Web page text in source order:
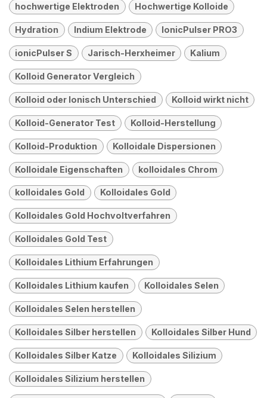
hochwertige Elektroden Hochwertige Kolloide
Hydration Indium Elektrode IonicPulser PRO3
ionicPulser S Jarisch-Herxheimer Kalium
Kolloid Generator Vergleich
Kolloid oder Ionisch Unterschied Kolloid wirkt nicht
Kolloid-Generator Test Kolloid-Herstellung
Kolloid-Produktion Kolloidale Dispersionen
Kolloidale Eigenschaften kolloidales Chrom
kolloidales Gold Kolloidales Gold
Kolloidales Gold Hochvoltverfahren
Kolloidales Gold Test
Kolloidales Lithium Erfahrungen
Kolloidales Lithium kaufen Kolloidales Selen
Kolloidales Selen herstellen
Kolloidales Silber herstellen Kolloidales Silber Hund
Kolloidales Silber Katze Kolloidales Silizium
Kolloidales Silizium herstellen